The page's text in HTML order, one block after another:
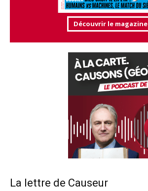
Découvrir le magazine
La lettre de Causeur